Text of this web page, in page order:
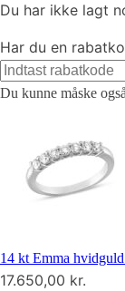
Du har ikke lagt
Har du en
Du kunne måske
14 kt Emma
17.650,00 kr.